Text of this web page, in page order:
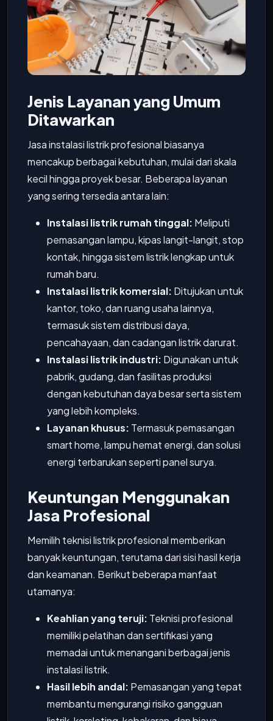
Jenis Layanan yang Umum
Ditawarkan
Jasa instalasi listrik profesional biasanya
mencakup berbagai kebutuhan, mulai dari skala
kecil hingga proyek besar. Beberapa layanan
yang sering tersedia antara lain:
Instalasi listrik rumah tinggal: Meliputi
pemasangan lampu, kipas langit-langit, stop
kontak, hingga sistem listrik lengkap untuk
rumah baru.
Instalasi listrik komersial: Ditujukan untuk
kantor, toko, dan ruang usaha lainnya,
termasuk sistem distribusi daya,
pencahayaan, dan cadangan listrik darurat.
Instalasi listrik industri: Digunakan untuk
pabrik, gudang, dan fasilitas produksi
dengan kebutuhan daya besar serta sistem
yang lebih kompleks.
Layanan khusus: Termasuk pemasangan
smart home, lampu hemat energi, dan solusi
energi terbarukan seperti panel surya.
Keuntungan Menggunakan
Jasa Profesional
Memilih teknisi listrik profesional memberikan
banyak keuntungan, terutama dari sisi hasil kerja
dan keamanan. Berikut beberapa manfaat
utamanya:
Keahlian yang teruji: Teknisi profesional
memiliki pelatihan dan sertifikasi yang
memadai untuk menangani berbagai jenis
instalasi listrik.
Hasil lebih andal: Pemasangan yang tepat
membantu mengurangi risiko gangguan